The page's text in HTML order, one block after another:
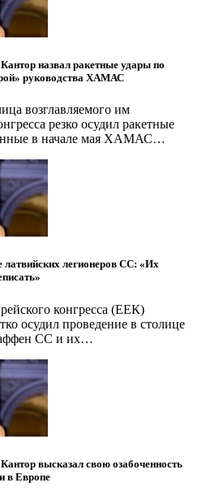
назвал ракетные удары по
руководства ХАМАС
возглавляемого им
резко осудил ракетные
в начале мая ХАМАС…
легионеров СС: «Их
конгресса (ЕЕК)
осудил проведение в столице
СС и их…
высказал свою озабоченность
в Европе